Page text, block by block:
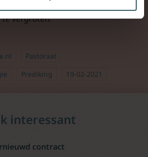
vergroten.
Pastoraat
Prediking 19-02-2021
interessant
contract